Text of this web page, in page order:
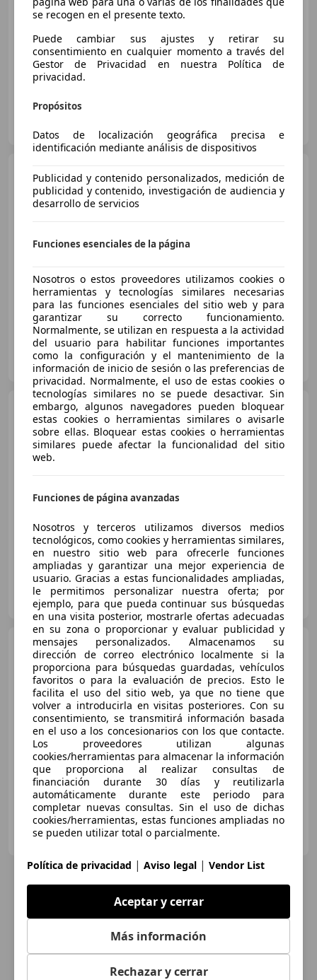
Buen
03/2022 64.000 km Diésel 125 kW (170 CV)
FLEXICAR ZARAGOZA- Cogullada
Mercedes-Benz GLC 220
220d 4Matic Aut.
€ 28.990
12/2020 114.580 km Diésel 125 kW (170 CV)
FLEXICAR PAMPLONA - Noaín
ES-31110 Pamplona
Mercedes-Benz GLC 220
GLC Coupé 220d 4Matic 9G-
Tronic
Buen
08/2020 185.000 km Diésel 143 kW (194 CV)
Particular
ES-25700 LA SEO DE URGEL
Mercedes-Benz GLC 220
220d 4Matic 9G-Tronic
€ 31.500
Buenprecio
03/2021 162.000 km Diésel 143 kW (194 CV)
Particular
ES-31580 Lodosa
se recogen en el presente texto.
Puede cambiar sus ajustes y retirar su
consentimiento en cualquier momento a través del
Gestor de Privacidad en nuestra Política de
privacidad.
Propósitos
Datos de localización geográfica precisa e
identificación mediante análisis de dispositivos
Publicidad y contenido personalizados, medición de
publicidad y contenido, investigación de audiencia y
desarrollo de servicios
Funciones esenciales de la página
Nosotros o estos proveedores utilizamos cookies o
herramientas y tecnologías similares necesarias
para las funciones esenciales del sitio web y para
garantizar su correcto funcionamiento.
Normalmente, se utilizan en respuesta a la actividad
del usuario para habilitar funciones importantes
como la configuración y el mantenimiento de la
información de inicio de sesión o las preferencias de
privacidad. Normalmente, el uso de estas cookies o
tecnologías similares no se puede desactivar. Sin
embargo, algunos navegadores pueden bloquear
estas cookies o herramientas similares o avisarle
sobre ellas. Bloquear estas cookies o herramientas
similares puede afectar la funcionalidad del sitio
web.
Funciones de página avanzadas
Nosotros y terceros utilizamos diversos medios
tecnológicos, como cookies y herramientas similares,
en nuestro sitio web para ofrecerle funciones
ampliadas y garantizar una mejor experiencia de
usuario. Gracias a estas funcionalidades ampliadas,
le permitimos personalizar nuestra oferta; por
ejemplo, para que pueda continuar sus búsquedas
en una visita posterior, mostrarle ofertas adecuadas
en su zona o proporcionar y evaluar publicidad y
mensajes personalizados. Almacenamos su
dirección de correo electrónico localmente si la
proporciona para búsquedas guardadas, vehículos
favoritos o para la evaluación de precios. Esto le
facilita el uso del sitio web, ya que no tiene que
volver a introducirla en visitas posteriores. Con su
consentimiento, se transmitirá información basada
en el uso a los concesionarios con los que contacte.
Los proveedores utilizan algunas
cookies/herramientas para almacenar la información
que proporciona al realizar consultas de
financiación durante 30 días y reutilizarla
automáticamente durante este periodo para
completar nuevas consultas. Sin el uso de dichas
cookies/herramientas, estas funciones ampliadas no
se pueden utilizar total o parcialmente.
Política de privacidad | Aviso legal | Vendor List
Aceptar y cerrar
Más información
Rechazar y cerrar